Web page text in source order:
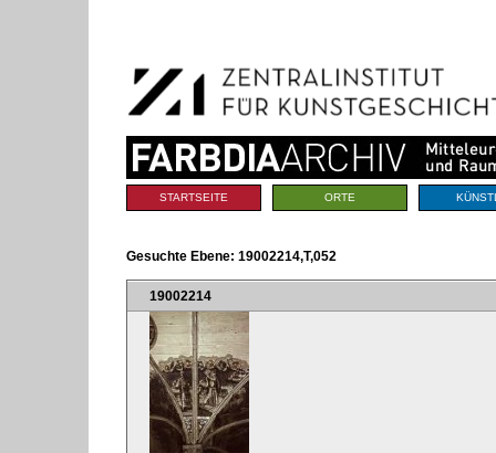
Navigation
Sektionen
STARTSEITE ORTE
Gesuchte Ebene: 19002214,T,052
19002214